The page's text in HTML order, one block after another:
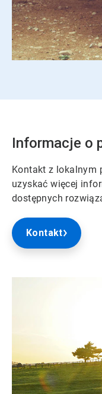
Informacje o
Kontakt z lokalnym
uzyskać więcej
dostępnych
Kontakt